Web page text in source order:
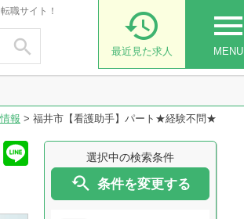
職サイト！

menu
MENU

最近見た求人
報 > 福井市【看護助手】パート★経験不問★
選択中の検索条件
 条件を変更する